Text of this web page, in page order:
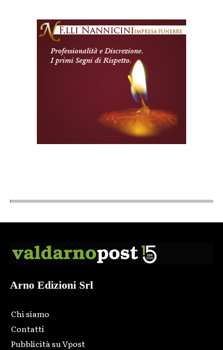
Arno Edizioni Srl
Chi siamo
Contatti
Pubblicità su Vpost